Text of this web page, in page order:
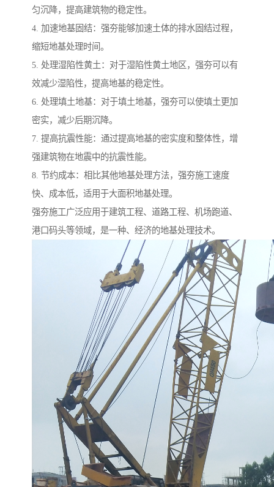
匀沉降，提高建筑物的稳定性。
4. 加速地基固结：强夯能够加速土体的排水固结过程，
缩短地基处理时间。
5. 处理湿陷性黄土：对于湿陷性黄土地区，强夯可以有
效减少湿陷性，提高地基的稳定性。
6. 处理填土地基：对于填土地基，强夯可以使填土更加
密实，减少后期沉降。
7. 提高抗震性能：通过提高地基的密实度和整体性，增
强建筑物在地震中的抗震性能。
8. 节约成本：相比其他地基处理方法，强夯施工速度
快、成本低，适用于大面积地基处理。
强夯施工广泛应用于建筑工程、道路工程、机场跑道、
港口码头等领域，是一种、经济的地基处理技术。